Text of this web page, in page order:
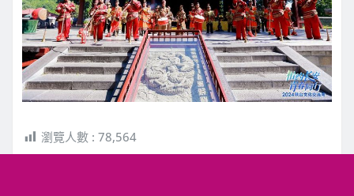
瀏覽人數 : 78,564